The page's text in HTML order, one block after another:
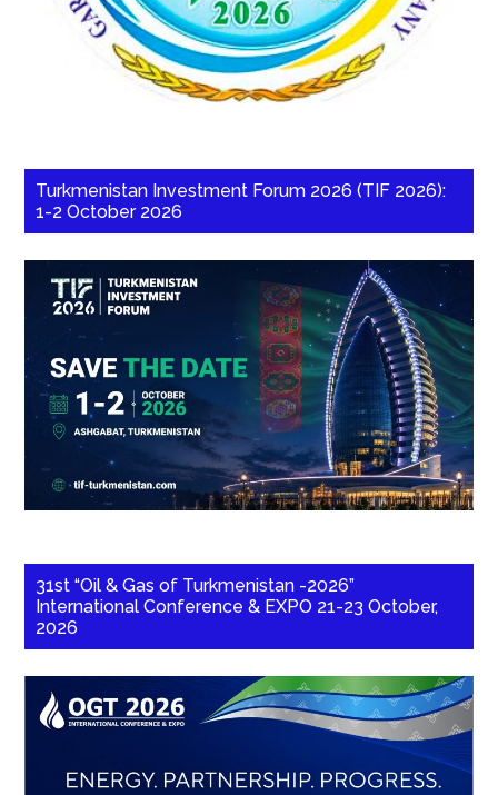
Turkmenistan Investment Forum 2026 (TIF 2026):
1-2 October 2026
31st “Oil & Gas of Turkmenistan -2026”
International Conference & EXPO 21-23 October,
2026